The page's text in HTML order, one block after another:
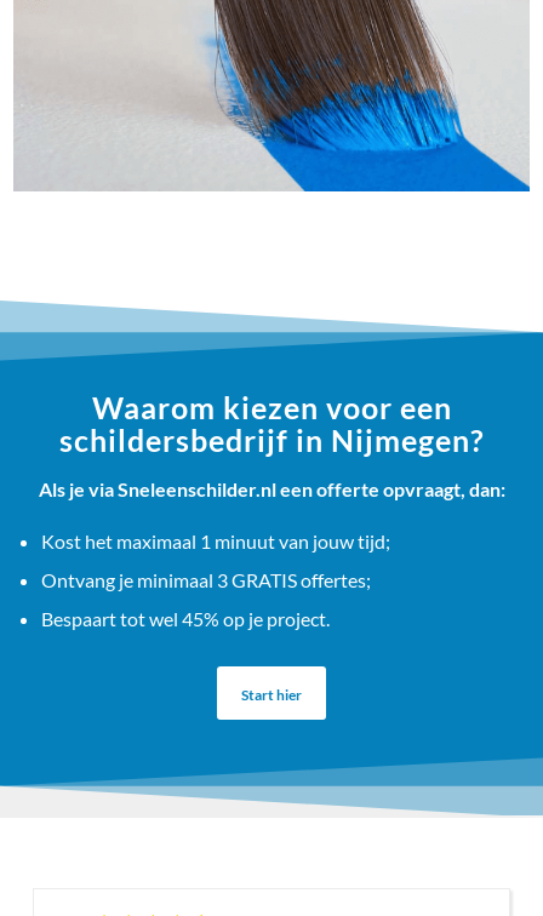
Waarom kiezen voor een
schildersbedrijf in Nijmegen?
Als je via Sneleenschilder.nl een offerte opvraagt, dan:
Kost het maximaal 1 minuut van jouw tijd;
Ontvang je minimaal 3 GRATIS offertes;
Bespaart tot wel 45% op je project.
Start hier